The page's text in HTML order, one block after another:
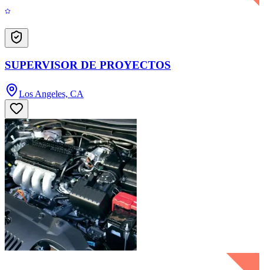
SUPERVISOR DE PROYECTOS
Los Angeles, CA